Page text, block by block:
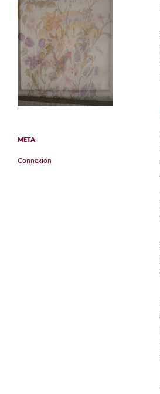
META
Connexion